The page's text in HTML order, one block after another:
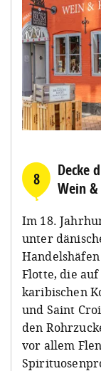
8
Decke
Wein &
Im 18.
unter
Flotte, die
karibischen
und Saint
den
vor allem